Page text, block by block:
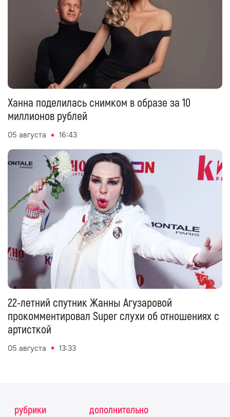
Ханна поделилась снимком в образе за 10
миллионов рублей
05 августа 16:43
22-летний спутник Жанны Агузаровой
прокомментировал Super слухи об отношениях с
артисткой
05 августа 13:33
рубрики
дополнительно